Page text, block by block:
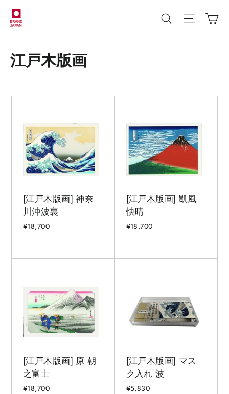
検索
江戸木版画
[江戸木版画] 神奈
川沖波裏
¥18,700
[江戸木版画] 凱風
快晴
¥18,700
[江戸木版画] 原 朝
之富士
¥18,700
[江戸木版画] マス
ク入れ 波
¥5,830